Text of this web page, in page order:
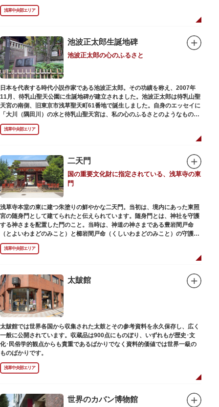
いた万年筆やパイプ、帽子などが展示されています。書斎も復元されてお
り、池波正太郎をより身近に感じられるスポットです。また「池波グッズ」
とよばれる、作品の舞台を紹介した古地図やポストカード、扇子など様々な
浅草中央部エリア
池波正太郎生誕地碑
池波正太郎の心のふるさと
日本を代表する時代小説作家である池波正太郎。その功績を称え、2007年
11月、待乳山聖天公園に生誕地碑が建立されました。池波正太郎は待乳山聖
天宮の南側、旧東京市浅草聖天町61番地で誕生しました。自身のエッセイに
「大川（隅田川）の水と待乳山聖天宮は、私の心のふるさとのようなもの
だ」（『東京の情景「大川と待乳山聖天宮」』より）と記しており、小説の
舞台にも待乳山や近くの今戸、橋場などをたびたび登場させています。
浅草中央部エリア
二天門
国の重要文化財に指定されている、浅草寺の東
門
浅草寺本堂の東に建つ朱塗りの鮮やかな二天門。当初は、境内にあった東照
宮の随身門として建てられたと伝えられています。随身門とは、神社を守護
する神さまを配置した門のこと。当時は、神道の神さまである豊岩間戸命
（とよいわまどのみこと）と櫛岩間戸命（くしいわまどのみこと）の守護神
像が左右に祀られていました。
しかし、1868年（明治元年）に明治政府が発令した神仏分離令により、仏教
寺院である浅草寺には、この2柱の神さまの像を祀ることができなくなりま
鶴岡八幡宮にあった仏教の守護神である広目天（こうもくてん）と持国天
（じこくてん）の像を二天門に安置。これに伴い、正式名称が随身門から二
天門に変更されました。
その後、第二次世界大戦により2柱の像は焼失。現在は、上野の寛永寺（か
んえいじ）の四代将軍徳川家綱霊廟にあった持国天と増長天（ぞうちょうて
ん）の像が祀られています。持国天と増長天は、四天王と呼ばれる仏さまと
して知られていますが、四天王は仏教の守護神であることから武装した姿。
どちらも、鎌倉時代以降に流行した複数の木材を組み合わせる技法「寄木
造」により造られています。
浅草中央部エリア
太皷館
太皷館では世界各国から収集された太鼓とその参考資料を永久保存し、広く
一般に公開されています。収蔵品は900点にものぼり、いずれもが歴史･文
化･民俗学的観点からも貴重であるばかりでなく資料的価値では世界一級の
ものばかりです。
浅草中央部エリア
世界のカバン博物館